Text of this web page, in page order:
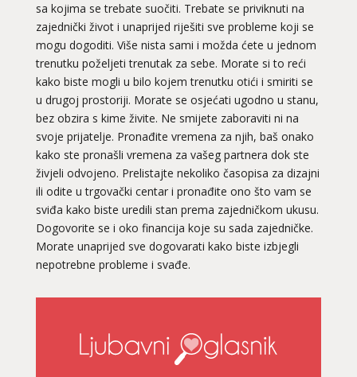
sa kojima se trebate suočiti. Trebate se priviknuti na
zajednički život i unaprijed riješiti sve probleme koji se
mogu dogoditi. Više nista sami i možda ćete u jednom
trenutku poželjeti trenutak za sebe. Morate si to reći
kako biste mogli u bilo kojem trenutku otići i smiriti se
u drugoj prostoriji. Morate se osjećati ugodno u stanu,
bez obzira s kime živite. Ne smijete zaboraviti ni na
svoje prijatelje. Pronađite vremena za njih, baš onako
kako ste pronašli vremena za vašeg partnera dok ste
živjeli odvojeno. Prelistajte nekoliko časopisa za dizajni
ili odite u trgovački centar i pronađite ono što vam se
sviđa kako biste uredili stan prema zajedničkom ukusu.
Dogovorite se i oko financija koje su sada zajedničke.
Morate unaprijed sve dogovarati kako biste izbjegli
nepotrebne probleme i svađe.